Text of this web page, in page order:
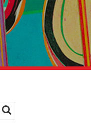
SEARCH